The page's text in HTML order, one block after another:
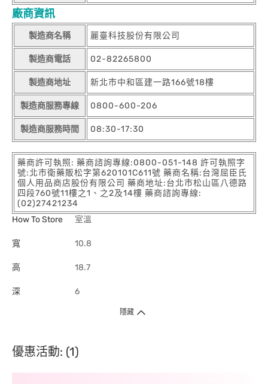
廠商資訊
製造商名稱 麗臺科技股份有限公司
製造商電話 02-82265800
製造商地址 新北市中和區建一路166號18樓
製造商服務專線 0800-600-206
製造商服務時間 08:30-17:30
藥商許可執照: 藥商諮詢專線:0800-051-148 許可執照字
號:北市衛藥販松字第620101C611號 藥商名稱:台灣屈臣氏
個人用品商店股份有限公司 藥商地址:台北市松山區八德路
四段760號11樓之1、之2及14樓 藥商諮詢專線:
(02)27421234
How To Store
室溫
寬 10.8
高 18.7
深 6
隱藏
優惠活動: (1)